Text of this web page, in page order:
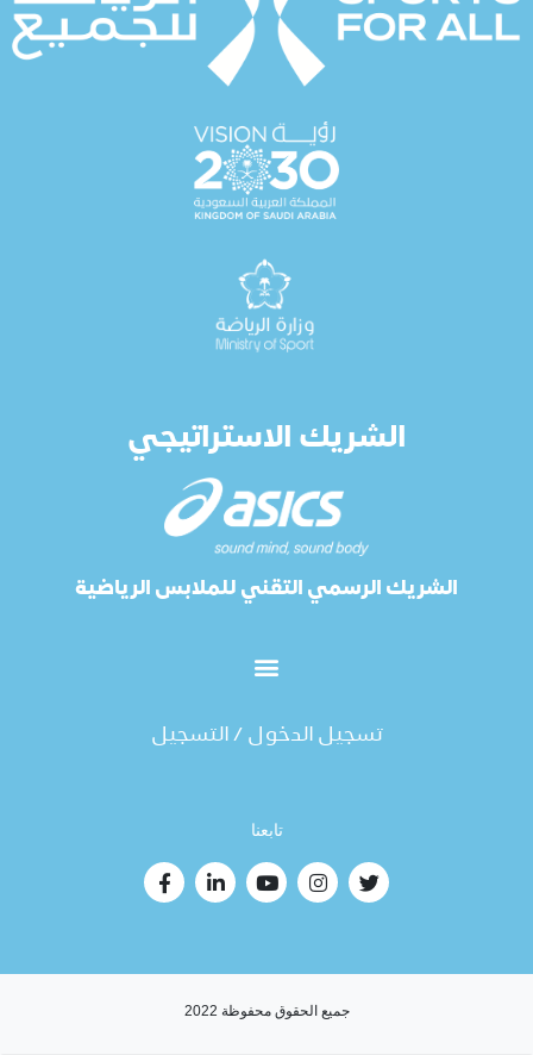
الشريك الاستراتيجي
الشريك الرسمي التقني للملابس الرياضية
تسجيل الدخول / التسجيل
تابعنا
جميع الحقوق محفوظة 2022